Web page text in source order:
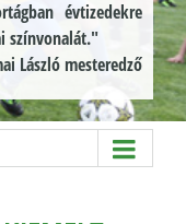
évtizedekre
színvonalát."
László mesteredző